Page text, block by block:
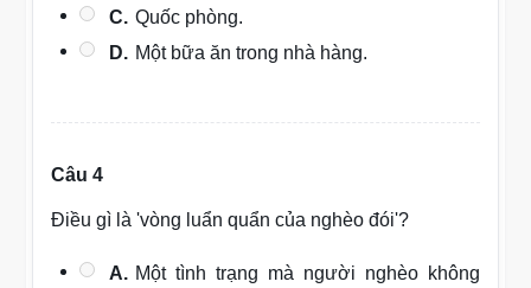
C. Quốc phòng.
D. Một bữa ăn trong nhà hàng.
Câu 4
Điều gì là 'vòng luẩn quẩn của nghèo đói'?
A. Một tình trạng mà người nghèo không